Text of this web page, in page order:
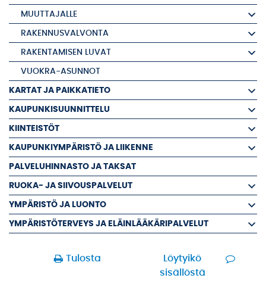
MUUTTAJALLE
RAKENNUSVALVONTA
RAKENTAMISEN LUVAT
VUOKRA-ASUNNOT
KARTAT JA PAIKKATIETO
KAUPUNKISUUNNITTELU
KIINTEISTÖT
KAUPUNKIYMPÄRISTÖ JA LIIKENNE
PALVELUHINNASTO JA TAKSAT
RUOKA- JA SIIVOUSPALVELUT
YMPÄRISTÖ JA LUONTO
YMPÄRISTÖTERVEYS JA ELÄINLÄÄKÄRIPALVELUT
Tulosta
Löytyikö
sisällöstä